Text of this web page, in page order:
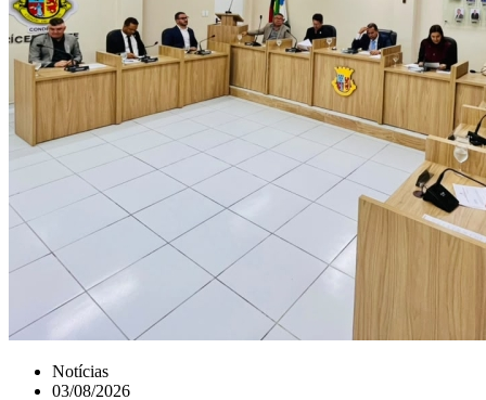
Notícias
03/08/2026